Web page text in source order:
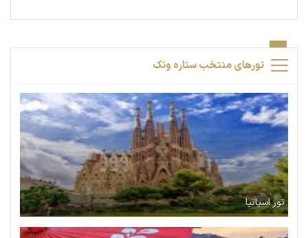
تورهای منتخب ستاره ونک
تور اسپانیا